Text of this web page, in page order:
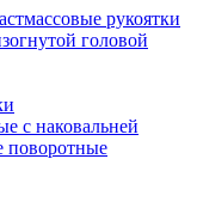
рукоятки
головой
с наковальней
поворотные